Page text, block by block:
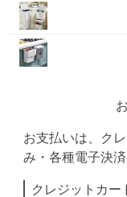
お支払いは、ク
み・各種電子決
クレジットカー